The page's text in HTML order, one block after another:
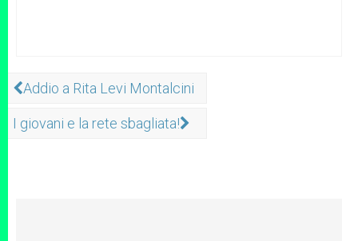
Addio a Rita Levi Montalcini
I giovani e la rete sbagliata!